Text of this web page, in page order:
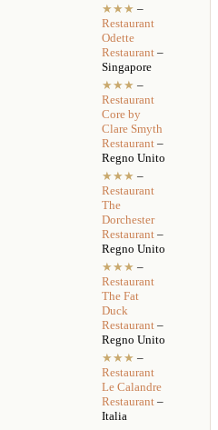
★★★ –
Restaurant
Odette
Restaurant –
Singapore
★★★ –
Restaurant
Core by
Clare Smyth
Restaurant –
Regno Unito
★★★ –
Restaurant
The
Dorchester
Restaurant –
Regno Unito
★★★ –
Restaurant
The Fat
Duck
Restaurant –
Regno Unito
★★★ –
Restaurant
Le Calandre
Restaurant –
Italia